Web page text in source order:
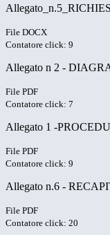
File DOCX
Contatore click: 9
Allegato n 2 -
File PDF
Contatore click: 7
Allegato 1 -
File PDF
Contatore click: 9
Allegato n.6 -
File PDF
Contatore click: 20